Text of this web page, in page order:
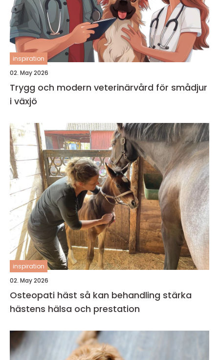
inspiration
02. May 2026
Trygg och modern veterinärvård för smådjur
i växjö
inspiration
02. May 2026
Osteopati häst så kan behandling stärka
hästens hälsa och prestation